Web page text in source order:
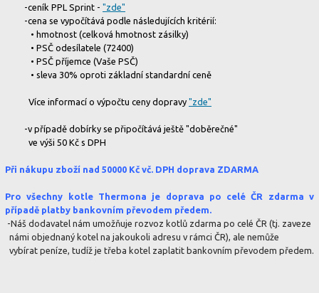
-ceník PPL Sprint - "zde"
-cena se vypočítává podle následujících kritérií:
• hmotnost (celková hmotnost zásilky)
• PSČ odesílatele (72400)
• PSČ příjemce (Vaše PSČ)
• sleva 30% oproti základní standardní ceně
Více informací o výpočtu ceny dopravy "zde"
-v případě dobírky se připočítává ještě "doběrečné"
ve výši 50 Kč s DPH
Při nákupu zboží nad 50000 Kč vč. DPH doprava ZDARMA
Pro všechny kotle Thermona je doprava po celé ČR zdarma v
případě platby bankovním převodem předem.
-Náš dodavatel nám umožňuje rozvoz kotlů zdarma po celé ČR (tj. zaveze
námi objednaný kotel na jakoukoli adresu v rámci ČR), ale nemůže
vybírat peníze, tudíž je třeba kotel zaplatit bankovním převodem předem.